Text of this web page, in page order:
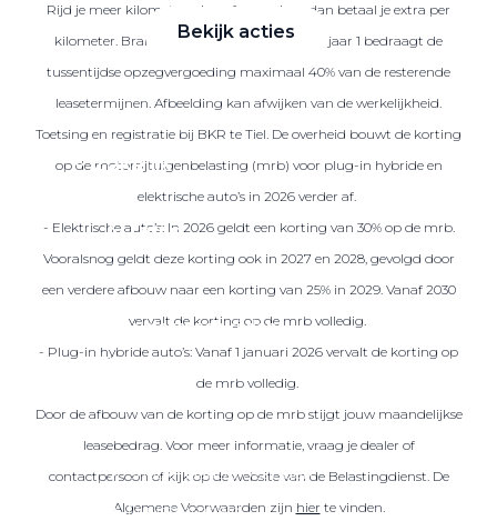
Bekijk acties
Zakelijk
Terug
Over elektrisch rijden
Over elektrisch rijden
Onderhoud en kosten
Shuttel laadoplossingen
Duurzaamheid
Rijd je meer kilometers dan afgesproken, dan betaal je extra per
kilometer. Brandstof is niet inbegrepen. Na jaar 1 bedraagt de
tussentijdse opzegvergoeding maximaal 40% van de resterende
leasetermijnen. Afbeelding kan afwijken van de werkelijkheid.
Toetsing en registratie bij BKR te Tiel. De overheid bouwt de korting
op de motorrijtuigenbelasting (mrb) voor plug-in hybride en
elektrische auto’s in 2026 verder af.
- Elektrische auto’s: In 2026 geldt een korting van 30% op de mrb.
Vooralsnog geldt deze korting ook in 2027 en 2028, gevolgd door
een verdere afbouw naar een korting van 25% in 2029. Vanaf 2030
vervalt de korting op de mrb volledig.
- Plug-in hybride auto’s: Vanaf 1 januari 2026 vervalt de korting op
de mrb volledig.
Door de afbouw van de korting op de mrb stijgt jouw maandelijkse
leasebedrag. Voor meer informatie, vraag je dealer of
contactpersoon of kijk op de website van de Belastingdienst. De
Algemene Voorwaarden zijn hier te vinden.